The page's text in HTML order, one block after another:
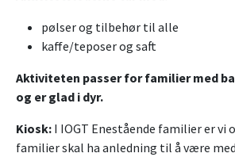
pølser og tilbehør til alle
kaffe/teposer og saft
Aktiviteten passer for familier med
og er glad i dyr.
Kiosk: I IOGT Enestående familier er
familier skal ha anledning til å være